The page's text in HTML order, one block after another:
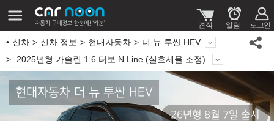
신차 신차 정보 현대자동차
더 뉴 투싼 HEV
2025년형 가솔린 1.6 터보 N Line (실효세율 조정)
현대자동차 더 뉴 투싼 HEV
26년형 8월 7일 출시